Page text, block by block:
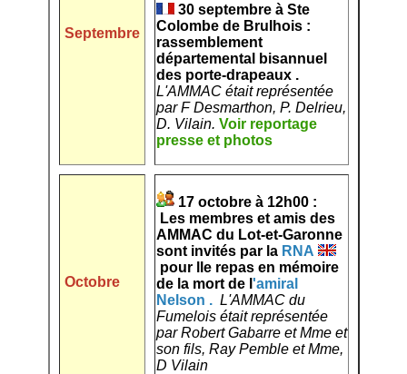
Septembre
30 septembre à Ste
Colombe de Brulhois :
rassemblement
départemental bisannuel
des porte-drapeaux .
L'AMMAC était représentée
par FDesmarthon, P. Delrieu,
D. Vilain. Voir reportage
presse et photos
Octobre
17 octobre à 12h00 :
Les membres et amis des
AMMAC du Lot-et-Garonne
sont invités par la RNA
pour lle repas en mémoire
de la mort de l 'amiral
Nelson . L'AMMAC du
Fumelois était représentée
par Robert Gabarre et Mme et
son fils, Ray Pemble et Mme,
D Vilain